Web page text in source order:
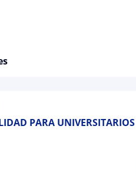
PARA UNIVERSITARIOS